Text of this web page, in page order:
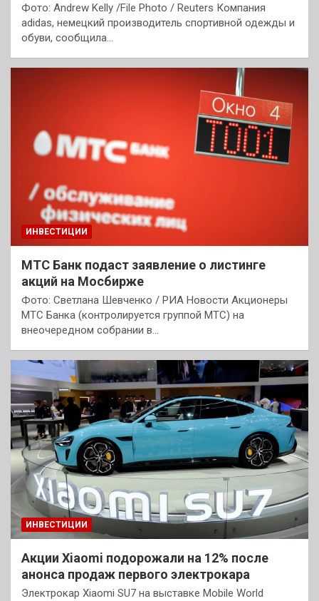
Фото: Andrew Kelly /File Photo / Reuters Компания
аdidas, немецкий производитель спортивной одежды и
обуви, сообщила…
ИНВЕСТИЦИИ
МТС Банк подаст заявление о листинге
акций на Мосбирже
Фото: Светлана Шевченко / РИА Новости Акционеры
МТС Банка (контролируется группой МТС) на
внеочередном собрании в…
ИНВЕСТИЦИИ
Акции Xiaomi подорожали на 12% после
анонса продаж первого электрокара
Электрокар Xiaomi SU7 на выставке Mobile World